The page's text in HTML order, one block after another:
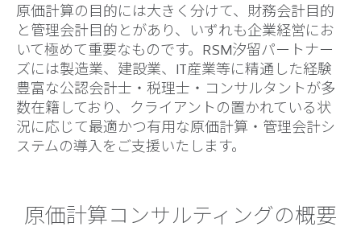
原価計算の目的には大きく分けて、財務会計目的
と管理会計目的とがあり、いずれも企業経営にお
いて極めて重要なものです。RSM汐留パートナー
ズには製造業、建設業、IT産業等に精通した経験
豊富な公認会計士・税理士・コンサルタントが多
数在籍しており、クライアントの置かれている状
況に応じて最適かつ有用な原価計算・管理会計シ
ステムの導入をご支援いたします。
原価計算コンサルティングの概要